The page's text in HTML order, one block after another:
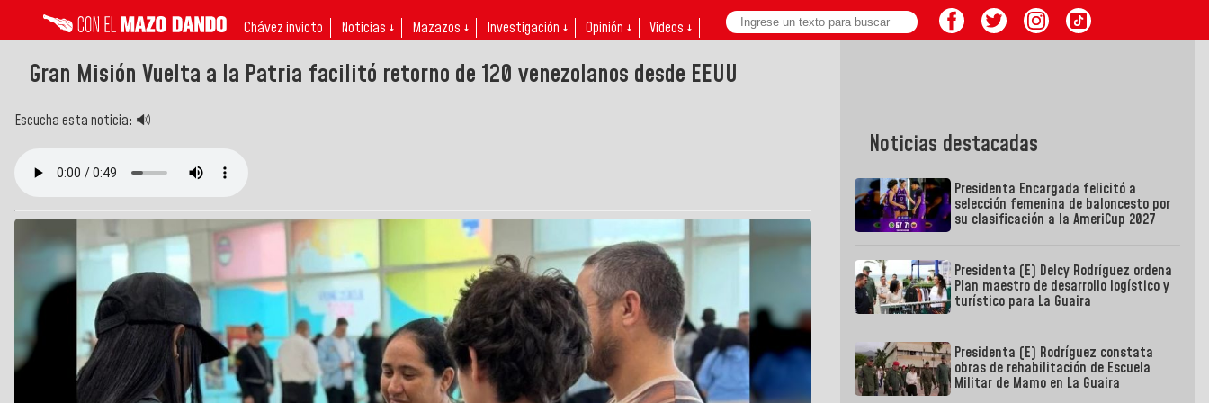
Chávez invicto Noticias ↓ Mazazos ↓ Investigación ↓ Opinión ↓ Videos ↓
Gran Misión Vuelta a la Patria facilitó retorno de 120 venezolanos desde EEUU
Escucha esta noticia: 🔊
Noticias destacadas
Presidenta Encargada felicitó a
selección femenina de baloncesto por
su clasificación a la AmeriCup 2027
Presidenta (E) Delcy Rodríguez ordena
Plan maestro de desarrollo logístico y
turístico para La Guaira
Presidenta (E) Rodríguez constata
obras de rehabilitación de Escuela
Militar de Mamo en La Guaira